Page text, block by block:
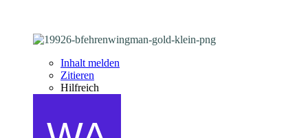
Inhalt melden
Zitieren
Hilfreich